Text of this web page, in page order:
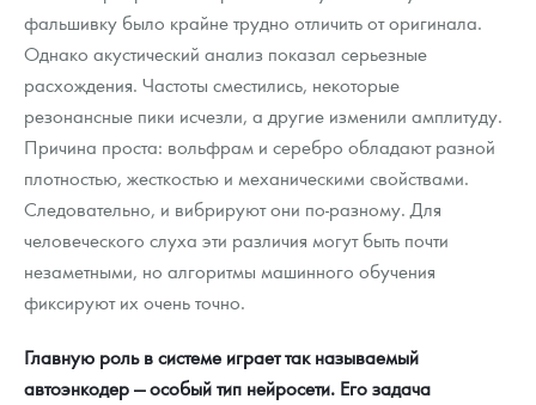
фальшивку было крайне трудно отличить от оригинала.
Однако акустический анализ показал серьезные
расхождения. Частоты сместились, некоторые
резонансные пики исчезли, а другие изменили амплитуду.
Причина проста: вольфрам и серебро обладают разной
плотностью, жесткостью и механическими свойствами.
Следовательно, и вибрируют они по-разному. Для
человеческого слуха эти различия могут быть почти
незаметными, но алгоритмы машинного обучения
фиксируют их очень точно.
Главную роль в системе играет так называемый
автоэнкодер — особый тип нейросети. Его задача